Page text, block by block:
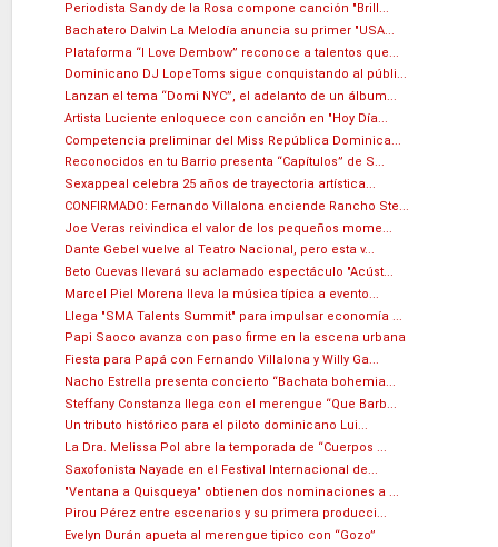
Periodista Sandy de la Rosa compone canción "Brill...
Bachatero Dalvin La Melodía anuncia su primer "USA...
Plataforma “I Love Dembow” reconoce a talentos que...
Dominicano DJ LopeToms sigue conquistando al públi...
Lanzan el tema “Domi NYC”, el adelanto de un álbum...
Artista Luciente enloquece con canción en "Hoy Día...
Competencia preliminar del Miss República Dominica...
Reconocidos en tu Barrio presenta “Capítulos” de S...
Sexappeal celebra 25 años de trayectoria artística...
CONFIRMADO: Fernando Villalona enciende Rancho Ste...
Joe Veras reivindica el valor de los pequeños mome...
Dante Gebel vuelve al Teatro Nacional, pero esta v...
Beto Cuevas llevará su aclamado espectáculo "Acúst...
Marcel Piel Morena lleva la música típica a evento...
Llega "SMA Talents Summit" para impulsar economía ...
Papi Saoco avanza con paso firme en la escena urbana
Fiesta para Papá con Fernando Villalona y Willy Ga...
Nacho Estrella presenta concierto “Bachata bohemia...
Steffany Constanza llega con el merengue “Que Barb...
Un tributo histórico para el piloto dominicano Lui...
La Dra. Melissa Pol abre la temporada de “Cuerpos ...
Saxofonista Nayade en el Festival Internacional de...
"Ventana a Quisqueya" obtienen dos nominaciones a ...
Pirou Pérez entre escenarios y su primera producci...
Evelyn Durán apueta al merengue tipico con “Gozo”